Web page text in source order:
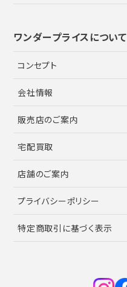
ワンダープライスについて
コンセプト
会社情報
販売店のご案内
宅配買取
店舗のご案内
プライバシーポリシー
特定商取引に基づく表示